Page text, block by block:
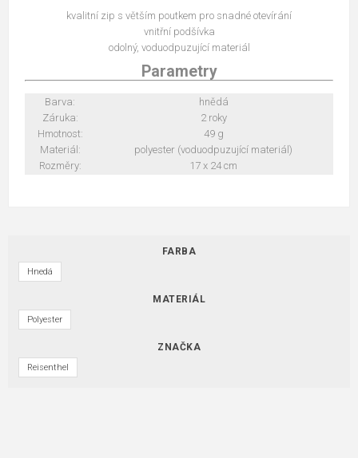
kvalitní zip s větším poutkem pro snadné otevírání
vnitřní podšívka
odolný, voduodpuzující materiál
Parametry
Barva:
hnědá
Záruka:
2 roky
Hmotnost:
49 g
Materiál:
polyester (voduodpuzující materiál)
Rozměry:
17 x 24 cm
FARBA
Hnedá
MATERIÁL
Polyester
ZNAČKA
Reisenthel